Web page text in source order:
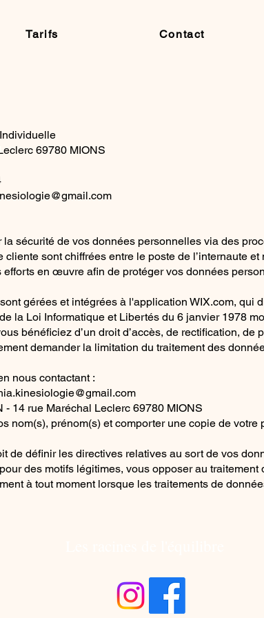
Tarifs Contact
69780 MIONS
sécurité de vos données personnelles via des
sont chiffrées entre le poste de l’internaute
efforts en œuvre afin de protéger vos données
gérées et intégrées à l'application WIX.com, qui
la Loi Informatique et Libertés du 6 janvier 1978
bénéficiez d’un droit d’accès, de rectification, de
demander la limitation du traitement des
nous contactant :
- 14 rue Maréchal Leclerc 69780 MIONS
nom(s), prénom(s) et comporter une copie de votre
de définir les directives relatives au sort de vos
des motifs légitimes, vous opposer au
à tout moment lorsque les traitements de